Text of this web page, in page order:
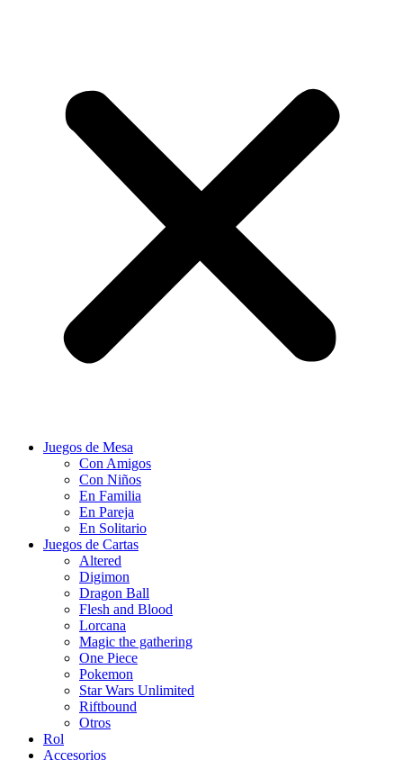
Juegos de Mesa
Con Amigos
Con Niños
En Familia
En Pareja
En Solitario
Juegos de Cartas
Altered
Digimon
Dragon Ball
Flesh and Blood
Lorcana
Magic the gathering
One Piece
Pokemon
Star Wars Unlimited
Riftbound
Otros
Rol
Accesorios